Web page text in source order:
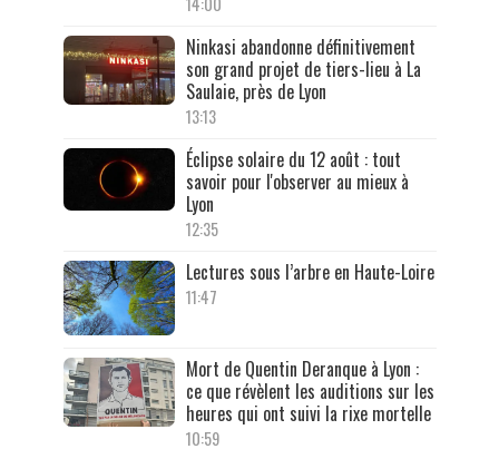
Ninkasi abandonne définitivement
son grand projet de tiers-lieu à La
Saulaie, près de Lyon
13:13
Éclipse solaire du 12 août : tout
savoir pour l'observer au mieux à
Lyon
12:35
Lectures sous l’arbre en Haute-Loire
11:47
Mort de Quentin Deranque à Lyon :
ce que révèlent les auditions sur les
heures qui ont suivi la rixe mortelle
10:59